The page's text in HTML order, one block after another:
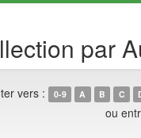
par
vers : 0-9 A B C
ou